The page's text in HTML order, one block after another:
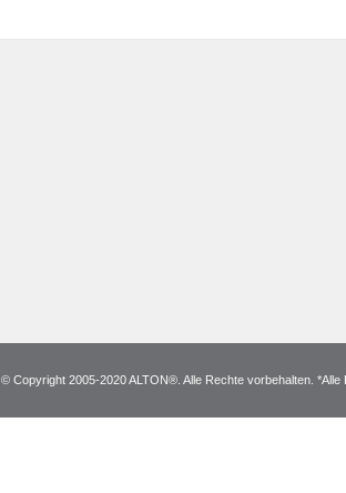
© Copyright 2005-2020 ALTON®. Alle Rechte vorbehalten.